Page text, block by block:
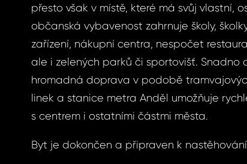
přesto však v místě, které má svůj vlastní,
občanská vybavenost zahrnuje školy,
zařízení, nákupní centra, nespočet
ale i zelených parků či sportovišť. Snadno
hromadná doprava v podobě
linek a stanice metra Anděl umožňuje
s centrem i ostatními částmi města.
Byt je dokončen a připraven k
odkaz, na
nové heslo.